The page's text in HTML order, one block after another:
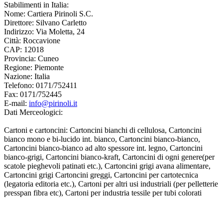
Stabilimenti in Italia:
Nome: Cartiera Pirinoli S.C.
Direttore: Silvano Carletto
Indirizzo: Via Moletta, 24
Città: Roccavione
CAP: 12018
Provincia: Cuneo
Regione: Piemonte
Nazione: Italia
Telefono: 0171/752411
Fax: 0171/752445
E-mail: info@pirinoli.it
Dati Merceologici:
Cartoni e cartoncini: Cartoncini bianchi di cellulosa, Cartoncini
bianco mono e bi-lucido int. bianco, Cartoncini bianco-bianco,
Cartoncini bianco-bianco ad alto spessore int. legno, Cartoncini
bianco-grigi, Cartoncini bianco-kraft, Cartoncini di ogni genere(per
scatole pieghevoli patinati etc.), Cartoncini grigi avana alimentare,
Cartoncini grigi Cartoncini greggi, Cartoncini per cartotecnica
(legatoria editoria etc.), Cartoni per altri usi industriali (per pelletterie
presspan fibra etc), Cartoni per industria tessile per tubi colorati